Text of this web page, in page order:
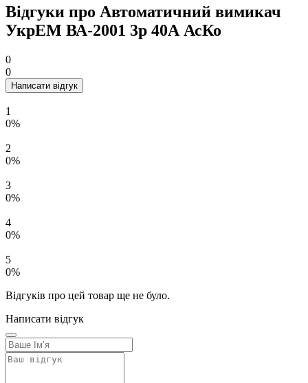
Відгуки про Автоматичний вимикач
УкрЕМ ВА-2001 3р 40А АсКо
0
0
Написати відгук
1
0%
2
0%
3
0%
4
0%
5
0%
Відгуків про цей товар ще не було.
Написати відгук